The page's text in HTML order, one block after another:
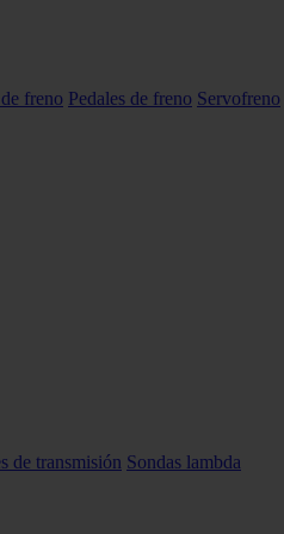
freno Pedales de freno Servofreno
de transmisión Sondas lambda